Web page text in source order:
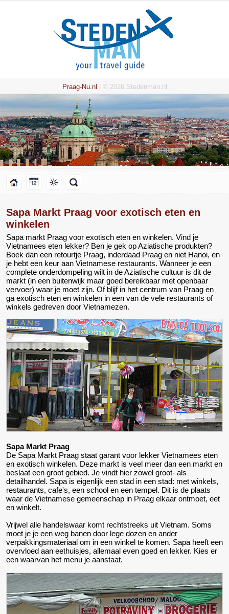
Praag-Nu.nl | © 2026 Stedenman.nl
Sapa Markt Praag voor exotisch eten en
winkelen
Sapa markt Praag voor exotisch eten en winkelen. Vind je
Vietnamees eten lekker? Ben je gek op Aziatische produkten?
Boek dan een retourtje Praag, inderdaad Praag en niet Hanoi, en
je hebt een keur aan Vietnamese restaurants. Wanneer je een
complete onderdompeling wilt in de Aziatische cultuur is dit de
markt (in een buitenwijk maar goed bereikbaar met openbaar
vervoer) waar je moet zijn. Of blijf in het centrum van Praag en
ga exotisch eten en winkelen in een van de vele restaurants of
winkels gedreven door Vietnamezen.
Sapa Markt Praag
De Sapa Markt Praag staat garant voor lekker Vietnamees eten
en exotisch winkelen. Deze markt is veel meer dan een markt en
beslaat een groot gebied. Je vindt hier zowel groot- als
detailhandel. Sapa is eigenlijk een stad in een stad: met winkels,
restaurants, cafe's, een school en een tempel. Dit is de plaats
waar de Vietnamese gemeenschap in Praag elkaar ontmoet, eet
en winkelt.
Vrijwel alle handelswaar komt rechtstreeks uit Vietnam. Soms
moet je je een weg banen door lege dozen en ander
verpakkingsmateriaal om in een winkel te komen. Sapa heeft een
overvloed aan eethuisjes, allemaal even goed en lekker. Kies er
een waarvan het menu je aanstaat.